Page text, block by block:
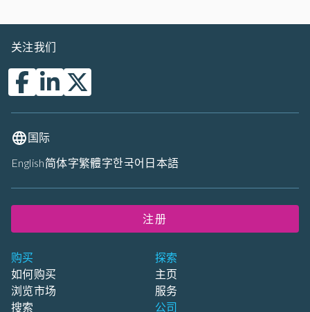
购买
如何购买
浏览市场
搜索
探索
主页
服务
公司
关注我们
国际
English简体字繁體字한국어 日本語
注册